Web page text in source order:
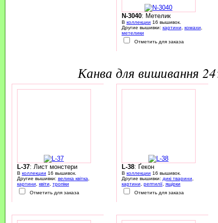
N-3040: Метелик
В коллекции 16 вышивок.
Другие вышивки: картини комахи
метелики
Отметить для заказа
канва для вишивання
L-37: Лист монстери
В коллекции 16 вышивок.
Другие вышивки: велика квітка
картини
квіти
тропіки
Отметить для заказа
L-38: Ґекон
В коллекции 16 вышивок.
Другие вышивки: дикі тварини
картини
рептилії, ящірки
Отметить для заказа